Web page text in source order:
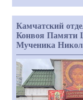
Камчатский
Конвоя Памяти
Мученика